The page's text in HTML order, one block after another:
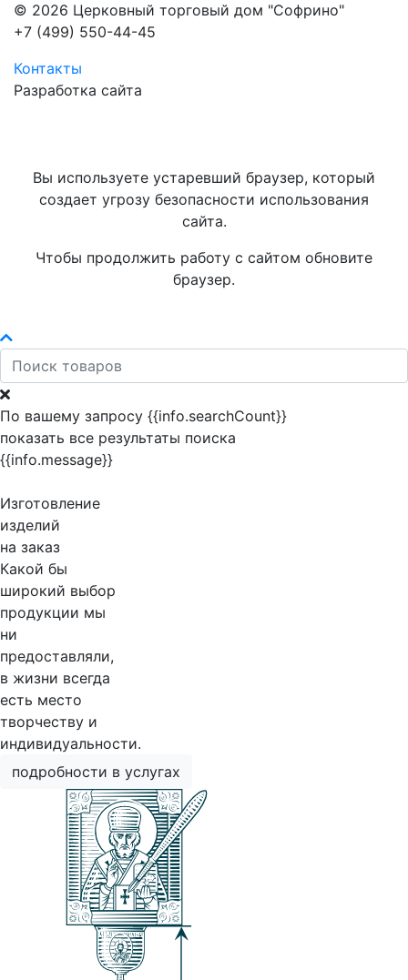
© 2026 Церковный торговый дом "Софрино"
+7 (499) 550-44-45
Контакты
Разработка сайта
Вы используете устаревший браузер, который
создает угрозу безопасности использования
сайта.
Чтобы продолжить работу с сайтом обновите
браузер.
По вашему запросу {{info.searchCount}}
показать все результаты поиска
{{info.message}}
Изготовление
изделий
на заказ
Какой бы
широкий выбор
продукции мы
ни
предоставляли,
в жизни всегда
есть место
творчеству и
индивидуальности.
подробности в услугах